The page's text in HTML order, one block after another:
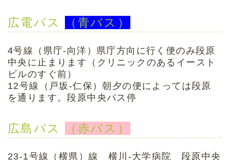
広電バス （青バス）
4号線（県庁-向洋）県庁方向に行く便のみ段原
中央に止まります（クリニックのあるイースト
ビルのすぐ前）
12号線（戸坂-仁保）朝夕の便によっては段原
を通ります。段原中央バス停
広島バス （赤バス）
23-1号線（横県）線 横川-大学病院 段原中央